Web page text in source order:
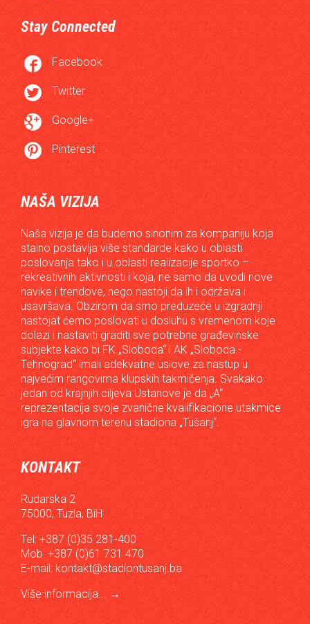
Stay Connected
 Facebook
 Twitter
 Google+
 Pinterest
NAŠA VIZIJA
Naša vizija je da budemo sinonim za kompaniju koja
stalno postavlja više standarde kako u oblasti
poslovanja tako i u oblasti realizacije sportko –
rekreativnih aktivnosti i koja, ne samo da uvodi nove
navike i trendove, nego nastoji da ih i održava i
usavršava. Obzirom da smo preduzeće u izgradnji
nastojat ćemo poslovati u dosluhu s vremenom koje
dolazi i nastaviti graditi sve potrebne građevinske
subjekte kako bi FK „Sloboda“ i AK „Sloboda -
Tehnograd“ imali adekvatne uslove za nastup u
najvećim rangovima klupskih takmičenja. Svakako
jedan od krajnjih ciljeva Ustanove je da „A“
reprezentacija svoje zvanične kvalifikacione utakmice
igra na glavnom terenu stadiona „Tušanj“.
KONTAKT
Rudarska 2
75000, Tuzla, BiH
Tel: +387 (0)35 281-400
Mob: +387 (0)61 731 470
E-mail: kontakt@stadiontusanj.ba
Više informacija... →